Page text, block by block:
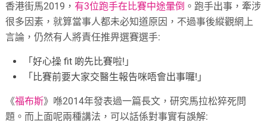
香港街馬2019，有3位跑手在比賽中途暈倒 。跑手出事，牽涉
很多因素，就算當事人都未必知道原因，不過事後縱觀網上
言論，仍然有人將責任推畀選賽選手:
「好心操 fit 啲先比賽啦!」
「比賽前要大家交醫生報告咪唔會出事囉!」
《福布斯》喺2014年發表過一篇長文，研究馬拉松猝死問
題。而上面呢兩種講法，可以話係對事實有誤解: